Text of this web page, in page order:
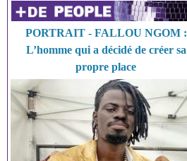
PORTRAIT - FALLOU NGOM :
L’homme qui a décidé de créer sa
propre place